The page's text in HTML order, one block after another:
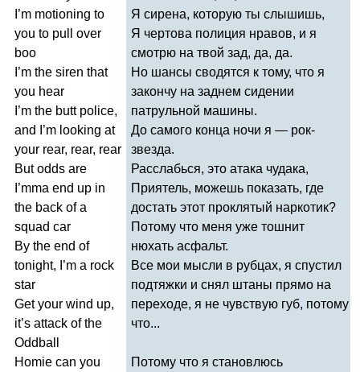
’m motioning to
you to pull
over
boo
’m the siren that
you hear
’m the butt police,
and
’m looking at
your rear, rear, rear
But odds are
’mma end up in
the back of a
squad car
By the end of
tonight, ’m a rock
star
Get your wind up,
it’s attack of the
Oddball
Homie can you
Я сирена, которую ты слышишь,
Я чертова полиция нравов, и я
смотрю на твой зад, да, да.
Но шансы сводятся к тому, что я
закончу на заднем сидении
патрульной машины.
До самого конца ночи я — рок-
звезда.
Расслабься, это атака чудака,
Приятель, можешь показать, где
достать этот проклятый наркотик?
Потому что меня уже тошнит
нюхать асфальт.
Все мои мысли в рубцах, я спустил
подтяжки и снял штаны прямо на
переходе, я не чувствую губ, потому
что...
Потому что я становлюсь